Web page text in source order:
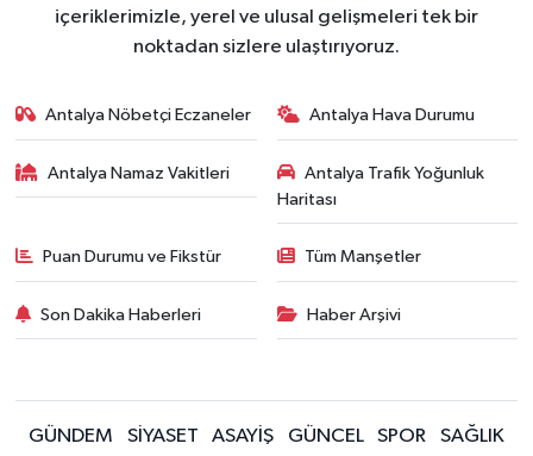
içeriklerimizle, yerel ve ulusal gelişmeleri tek bir
noktadan sizlere ulaştırıyoruz.
Antalya Nöbetçi Eczaneler Antalya Hava Durumu
Antalya Namaz Vakitleri
Antalya Trafik Yoğunluk
Haritası
Puan Durumu ve Fikstür Tüm Manşetler
Son Dakika Haberleri Haber Arşivi
GÜNDEM SİYASET ASAYİŞ GÜNCEL SPOR SAĞLIK